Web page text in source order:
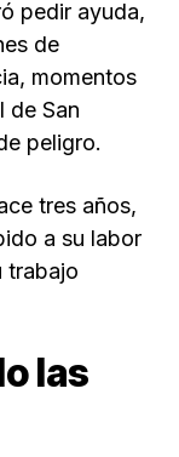
pedir ayuda,
de
momentos
de San
peligro.
tres años,
a su labor
trabajo
las